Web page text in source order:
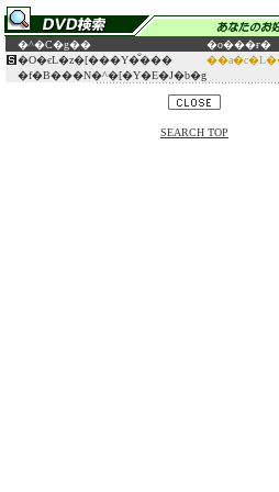
�^�C�g�� �o���ғ�
�O�єL�z�[���Y�̐���
�f�B���N�^�[�Y�E�J�b�g
SEARCH TOP